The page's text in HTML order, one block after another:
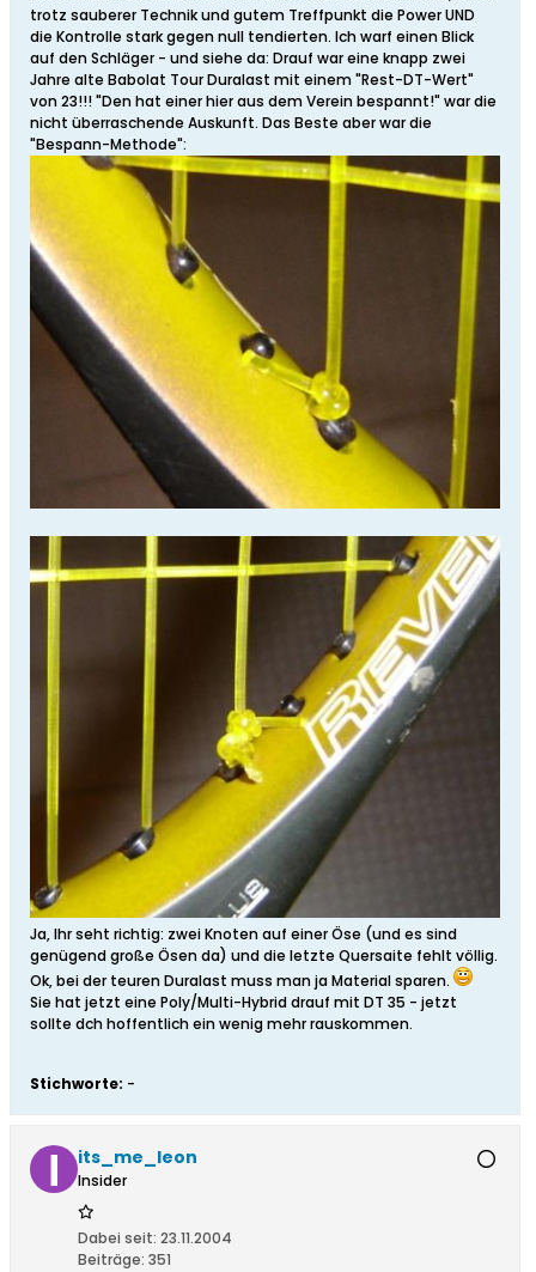
trotz sauberer Technik und gutem Treffpunkt die Power UND
die Kontrolle stark gegen null tendierten. Ich warf einen Blick
auf den Schläger - und siehe da: Drauf war eine knapp zwei
Jahre alte Babolat Tour Duralast mit einem "Rest-DT-Wert"
von 23!!! "Den hat einer hier aus dem Verein bespannt!" war die
nicht überraschende Auskunft. Das Beste aber war die
"Bespann-Methode":
Ja, Ihr seht richtig: zwei Knoten auf einer Öse (und es sind
genügend große Ösen da) und die letzte Quersaite fehlt völlig.
Ok, bei der teuren Duralast muss man ja Material sparen.
Sie hat jetzt eine Poly/Multi-Hybrid drauf mit DT 35 - jetzt
sollte dch hoffentlich ein wenig mehr rauskommen.
Stichworte: -
its_me_leon
Insider
Dabei seit: 23.11.2004
Beiträge: 351